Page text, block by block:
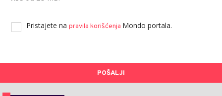
Pristajete na pravila korišćenja Mondo portala.
POŠALJI